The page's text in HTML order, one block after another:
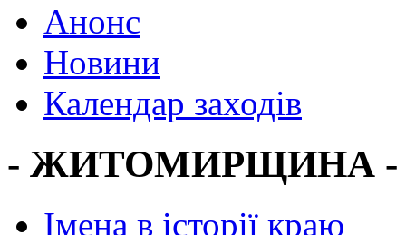
Анонс
Новини
Календар заходів
- ЖИТОМИРЩИНА -
Імена в історії краю